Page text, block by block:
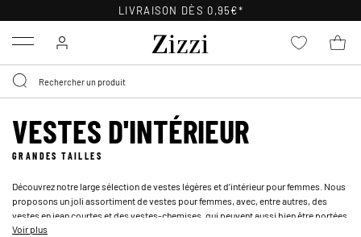
LIVRAISON DÈS 0,95€*
Menu
VESTES D'INTÉRIEUR
GRANDES TAILLES
Découvrez notre large sélection de vestes légères et d’intérieur pour femmes. Nous
proposons un joli assortiment de vestes pour femmes, avec, entre autres, des
vestes en jeancourtes et des vestes-chemises, qui peuvent aussi bien être portées
en extérieur qu’en intérieur, pourquoi pas avec un foulard, lorsqu’il fait frais dehors.
Voir plus